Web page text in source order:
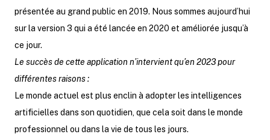
présentée au grand public en 2019. Nous sommes aujourd’hui
sur la version 3 qui a été lancée en 2020 et améliorée jusqu’à
ce jour.
Le succès de cette application n’intervient qu’en 2023 pour
différentes raisons :
Le monde actuel est plus enclin à adopter les intelligences
artificielles dans son quotidien, que cela soit dans le monde
professionnel ou dans la vie de tous les jours.